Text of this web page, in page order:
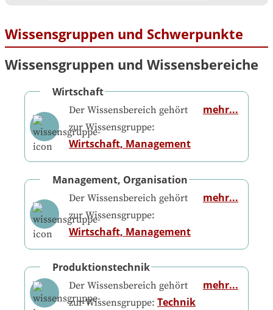
Wissensgruppen und Schwerpunkte
Wissensgruppen und Wissensbereiche
Wirtschaft
Der Wissensbereich gehört
zur Wissensgruppe:
Wirtschaft, Management
mehr...
Management, Organisation
Der Wissensbereich gehört
zur Wissensgruppe:
Wirtschaft, Management
mehr...
Produktionstechnik
Der Wissensbereich gehört
zur Wissensgruppe: Technik
mehr...